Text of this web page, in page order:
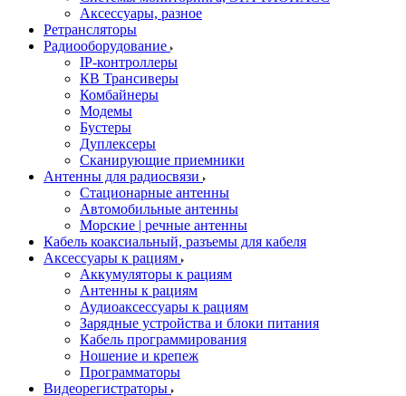
Аксессуары, разное
Ретрансляторы
Радиооборудование
IP-контроллеры
КВ Трансиверы
Комбайнеры
Модемы
Бустеры
Дуплексеры
Сканирующие приемники
Антенны для радиосвязи
Стационарные антенны
Автомобильные антенны
Морские | речные антенны
Кабель коаксиальный, разъемы для кабеля
Аксессуары к рациям
Аккумуляторы к рациям
Антенны к рациям
Аудиоаксессуары к рациям
Зарядные устройства и блоки питания
Кабель программирования
Ношение и крепеж
Программаторы
Видеорегистраторы